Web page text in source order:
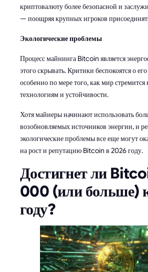
криптовалюту более безопасной и
— поощряя крупных игроков
Экологические проблемы
Процесс майнинга Bitcoin является
этого скрывать. Критики беспокоятся о
особенно по мере того, как мир
технологиям и устойчивости.
Хотя майнеры начинают использовать
возобновляемых источников энергии, и
экологические проблемы все еще могут
на рост и репутацию Bitcoin в 2026 году.
Достигнет ли
000 (или больше)
году?